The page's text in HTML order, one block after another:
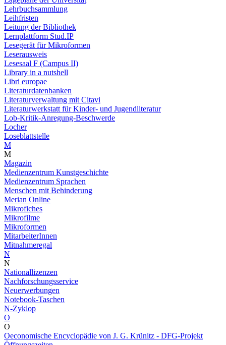
Lehrbuchsammlung
Leihfristen
Leitung der Bibliothek
Lernplattform Stud.IP
Lesegerät für Mikroformen
Leserausweis
Lesesaal F (Campus II)
Library in a nutshell
Libri europae
Literaturdatenbanken
Literaturverwaltung mit Citavi
Literaturwerkstatt für Kinder- und Jugendliteratur
Lob-Kritik-Anregung-Beschwerde
Locher
Loseblattstelle
M
M
Magazin
Medienzentrum Kunstgeschichte
Medienzentrum Sprachen
Menschen mit Behinderung
Merian Online
Mikrofiches
Mikrofilme
Mikroformen
MitarbeiterInnen
Mitnahmeregal
N
N
Nationallizenzen
Nachforschungsservice
Neuerwerbungen
Notebook-Taschen
N-Zyklop
O
O
Oeconomische Encyclopädie von J. G. Krünitz - DFG-Projekt